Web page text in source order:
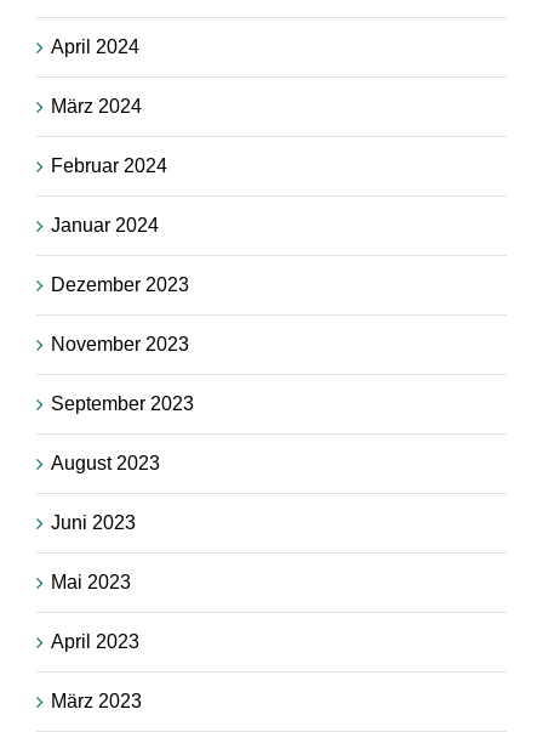
April 2024
März 2024
Februar 2024
Januar 2024
Dezember 2023
November 2023
September 2023
August 2023
Juni 2023
Mai 2023
April 2023
März 2023